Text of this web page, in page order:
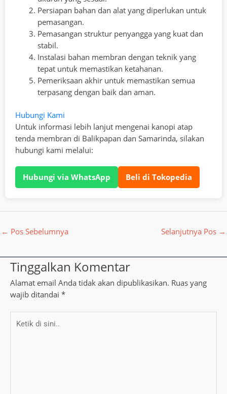
Persiapan bahan dan alat yang diperlukan untuk
pemasangan.
Pemasangan struktur penyangga yang kuat dan
stabil.
Instalasi bahan membran dengan teknik yang
tepat untuk memastikan ketahanan.
Pemeriksaan akhir untuk memastikan semua
terpasang dengan baik dan aman.
Hubungi Kami
Untuk informasi lebih lanjut mengenai kanopi atap
tenda membran di Balikpapan dan Samarinda, silakan
hubungi kami melalui:
Hubungi via WhatsApp Beli di Tokopedia
← Pos Sebelumnya Selanjutnya Pos →
Tinggalkan Komentar
Alamat email Anda tidak akan dipublikasikan. Ruas yang
wajib ditandai *